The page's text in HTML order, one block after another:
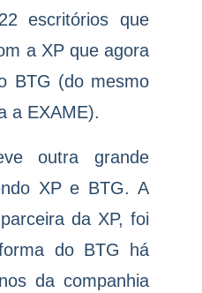
escritórios que
a XP que agora
BTG (do mesmo
a EXAME).
outra grande
XP e BTG. A
da XP, foi
do BTG há
da companhia